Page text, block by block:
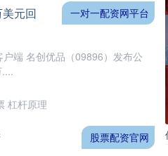
元回
端 名创优品（09896）发布公
一对一配资网平台
杠杆原理
股票配资官网